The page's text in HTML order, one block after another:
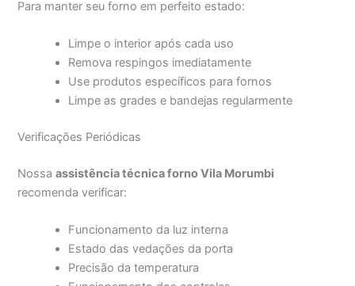
Para manter seu forno em perfeito estado:
Limpe o interior após cada uso
Remova respingos imediatamente
Use produtos específicos para fornos
Limpe as grades e bandejas regularmente
Verificações Periódicas
Nossaassistência técnica forno Vila Morumbi
recomenda verificar:
Funcionamento da luz interna
Estado das vedações da porta
Precisão da temperatura